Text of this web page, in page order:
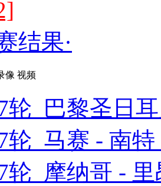
结果·
像 视频
轮 巴黎圣日
轮 马赛 - 南特
轮 摩纳哥 -